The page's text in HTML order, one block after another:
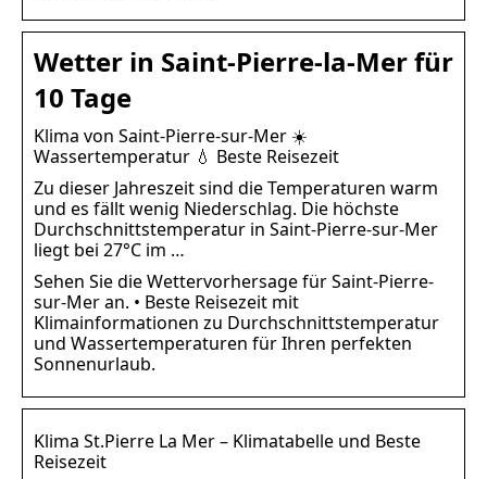
Wetter in Saint-Pierre-la-Mer für
10 Tage
Klima von Saint-Pierre-sur-Mer ☀️
Wassertemperatur 💧 Beste Reisezeit
Zu dieser Jahreszeit sind die Temperaturen warm
und es fällt wenig Niederschlag. Die höchste
Durchschnittstemperatur in Saint-Pierre-sur-Mer
liegt bei 27°C im …
Sehen Sie die Wettervorhersage für Saint-Pierre-
sur-Mer an. • Beste Reisezeit mit
Klimainformationen zu Durchschnittstemperatur
und Wassertemperaturen für Ihren perfekten
Sonnenurlaub.
Klima St.Pierre La Mer – Klimatabelle und Beste
Reisezeit